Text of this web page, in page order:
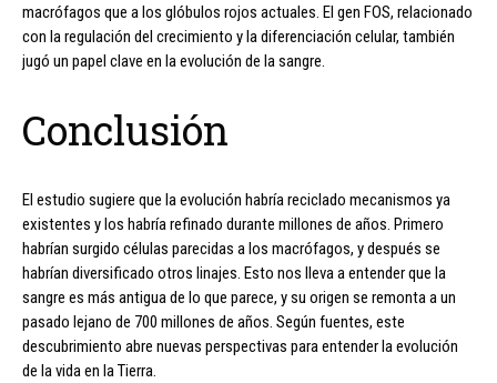
macrófagos que a los glóbulos rojos actuales. El gen FOS, relacionado
con la regulación del crecimiento y la diferenciación celular, también
jugó un papel clave en la evolución de la sangre.
Conclusión
El estudio sugiere que la evolución habría reciclado mecanismos ya
existentes y los habría refinado durante millones de años. Primero
habrían surgido células parecidas a los macrófagos, y después se
habrían diversificado otros linajes. Esto nos lleva a entender que la
sangre es más antigua de lo que parece, y su origen se remonta a un
pasado lejano de 700 millones de años. Según fuentes, este
descubrimiento abre nuevas perspectivas para entender la evolución
de la vida en la Tierra.